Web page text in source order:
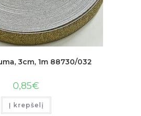
3cm, 1m 88730/032
0,85€
Į krepšelį